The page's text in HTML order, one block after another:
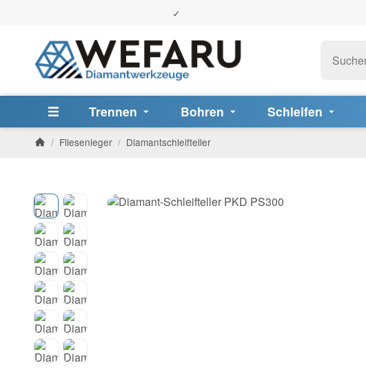
Trennen Bohren Schleifen
/ Fliesenleger / Diamantschleifteller